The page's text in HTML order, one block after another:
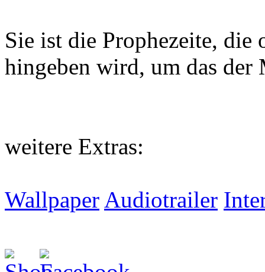
Sie ist die Prophezeite, die
hingeben wird, um das der
weitere Extras:
Wallpaper Audiotrailer